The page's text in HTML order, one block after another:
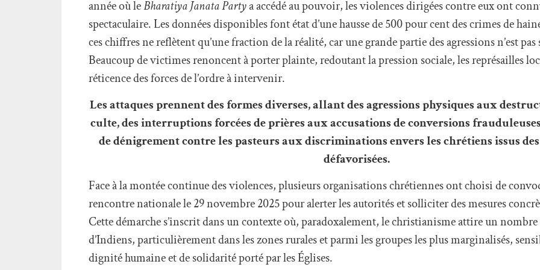
année où leBharatiya Janata Partya accédé au pouvoir, les violences dirigées contre eux ont
spectaculaire. Les données disponibles font état d’une hausse de 500 pour cent des crimes de
ces chiffres ne reflètent qu’une fraction de la réalité, car une grande partie des agressions n’est pas
Beaucoup de victimes renoncent à porter plainte, redoutant la pression sociale, les représailles
réticence des forces de l’ordre à intervenir.
Les attaques prennent des formes diverses, allant des agressions physiques aux
culte, des interruptions forcées de prières aux accusations de conversions
de dénigrement contre les pasteurs aux discriminations envers les chrétiens issus
défavorisées.
Face à la montée continue des violences, plusieurs organisations chrétiennes ont choisi de
rencontre nationale le 29 novembre 2025 pour alerter les autorités et solliciter des mesures
Cette démarche s’inscrit dans un contexte où, paradoxalement, le christianisme attire un
d’Indiens, particulièrement dans les zones rurales et parmi les groupes les plus marginalisés,
dignité humaine et de solidarité porté par les Églises.